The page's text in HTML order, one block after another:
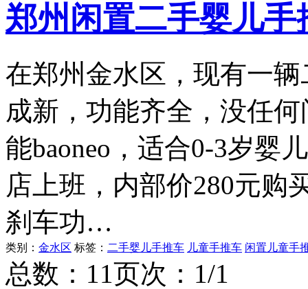
郑州闲置二手婴儿手
在郑州金水区，现有一
成新，功能齐全，没任
能baoneo，适合0-3岁婴
店上班，内部价280元购
刹车功…
类别： 金水区 标签： 二手婴儿手推车 儿童手推车 闲置儿童手
总数：11页次：1/1